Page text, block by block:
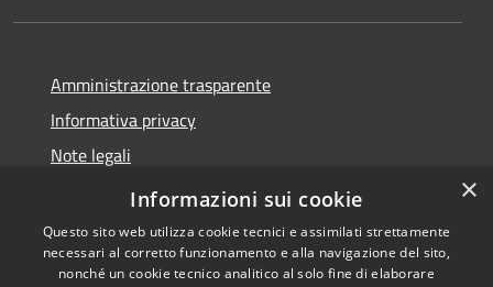
Amministrazione trasparente
Informativa privacy
Note legali
Dichiarazione di accessibilità
×
Informazioni sui cookie
Questo sito web utilizza cookie tecnici e assimilati strettamente
necessari al corretto funzionamento e alla navigazione del sito,
nonché un cookie tecnico analitico al solo fine di elaborare